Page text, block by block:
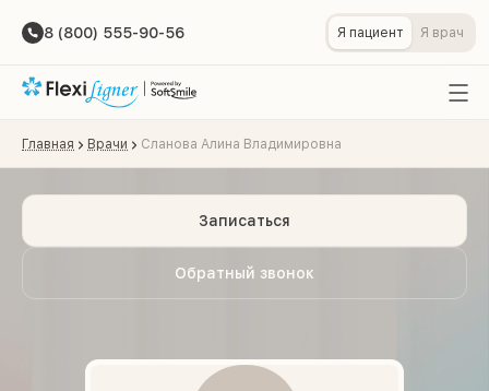
8 (800) 555-90-56 Я пациент Я врач
Главная Врачи Сланова Алина Владимировна
Обратный звонок
Записаться